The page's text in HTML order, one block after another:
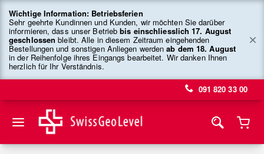
Wichtige Information: Betriebsferien
Sehr geehrte Kundinnen und Kunden, wir möchten Sie darüber
informieren, dass unser Betriebbis einschliesslich 17. August
geschlossen bleibt. Alle in diesem Zeitraum eingehenden
Bestellungen und sonstigen Anliegen werdenab dem 18. August
in der Reihenfolge ihres Eingangs bearbeitet. Wir danken Ihnen
herzlich für Ihr Verständnis.
091 820 33 00